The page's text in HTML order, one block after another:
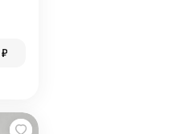
₽